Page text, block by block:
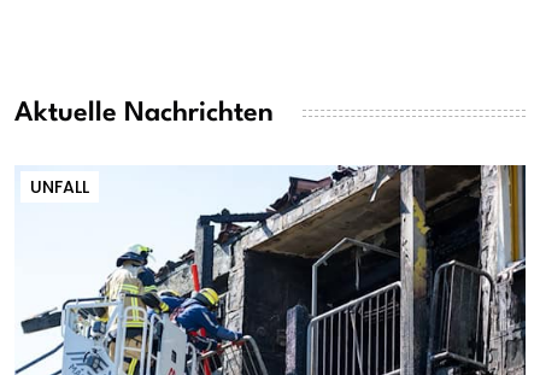
Aktuelle Nachrichten
UNFALL